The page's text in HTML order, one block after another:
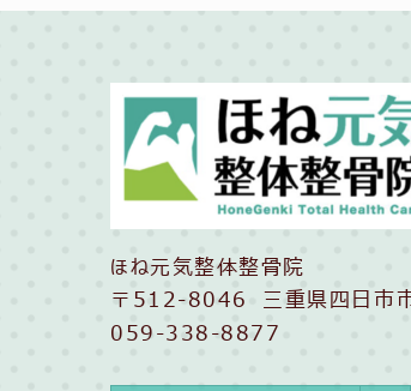
ほね元気整体整骨院
〒512-8046 三重県四日市
059-338-8877